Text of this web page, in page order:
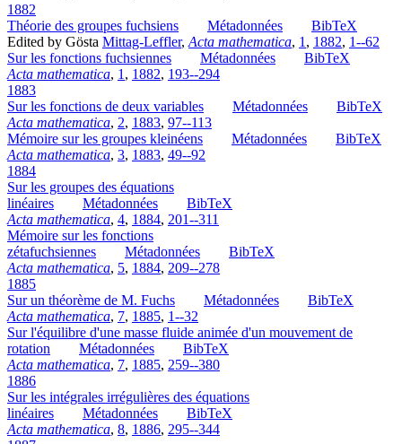
1882
Théorie des groupes fuchsiens
Métadonnées
BibTeX
Edited by Gösta Mittag-Leffler, Acta mathematica, 1 , 1882, 1--62
Sur les fonctions fuchsiennes
Métadonnées
BibTeX
Acta mathematica, 1 , 1882, 193--294
1883
Sur les fonctions de deux variables
Métadonnées
BibTeX
Acta mathematica, 2, 1883, 97--113
Mémoire sur les groupes kleinéens
Métadonnées
BibTeX
Acta mathematica, 3, 1883, 49--92
1884
Sur les groupes des équations
linéaires
Métadonnées
BibTeX
Acta mathematica, 4, 1884, 201--311
Mémoire sur les fonctions
zétafuchsiennes
Métadonnées
BibTeX
Acta mathematica, 5, 1884, 209--278
1885
Sur un théorème de M. Fuchs
Métadonnées
BibTeX
Acta mathematica, 7, 1885, 1--32
Sur l'équilibre d'une masse fluide animée d'un mouvement de
rotation
Métadonnées
BibTeX
Acta mathematica, 7, 1885, 259--380
1886
Sur les intégrales irrégulières des équations
linéaires
Métadonnées
BibTeX
Acta mathematica, 8, 1886, 295--344